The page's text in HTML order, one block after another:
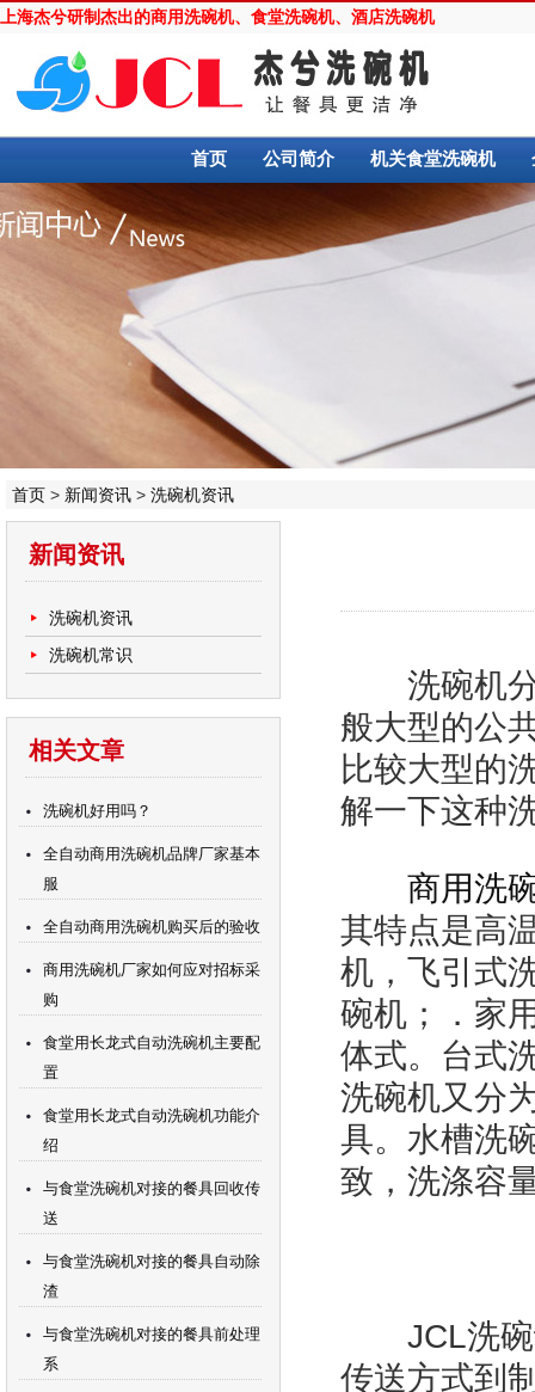
上海杰兮研制杰出的商用洗碗机、 食堂洗碗机、 酒店洗碗机
机关食堂洗碗机
公司简介
首页
首页 > 新闻资讯 > 洗碗机资讯
新闻资讯
洗碗机资讯
洗碗机常识
相关文章
洗碗机好用吗？
全自动商用洗碗机品牌厂家基本
服
全自动商用洗碗机购买后的验收
商用洗碗机厂家如何应对招标采
购
食堂用长龙式自动洗碗机主要配
置
食堂用长龙式自动洗碗机功能介
绍
与食堂洗碗机对接的餐具回收传
送
与食堂洗碗机对接的餐具自动除
渣
与食堂洗碗机对接的餐具前处理
系
洗碗机分
般大型的公
比较大型的
解一下这种
商用洗
其特点是高
机，飞引式
碗机；．家
体式。台式
洗碗机又分
具。水槽洗
致，洗涤容
JCL洗碗
传送方式到